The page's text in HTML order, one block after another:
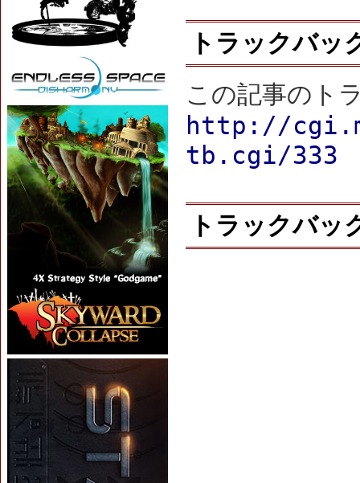
トラックバッ
この記事のト
http://
tb.cgi/333
トラックバッ